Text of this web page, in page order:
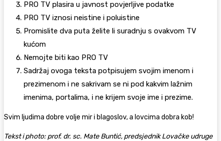
PRO TV plasira u javnost povjerljive podatke
PRO TV iznosi neistine i poluistine
Promislite dva puta želite li suradnju s ovakvom TV
kućom
Nemojte biti kao PRO TV
Sadržaj ovoga teksta potpisujem svojim imenom i
prezimenom i ne sakrivam se ni pod kakvim lažnim
imenima, portalima, i ne krijem svoje ime i prezime.
Svim ljudima dobre volje mir i blagoslov, a lovcima dobra kob!
Tekst i photo: prof. dr. sc. Mate Buntić, predsjednik Lovačke udruge